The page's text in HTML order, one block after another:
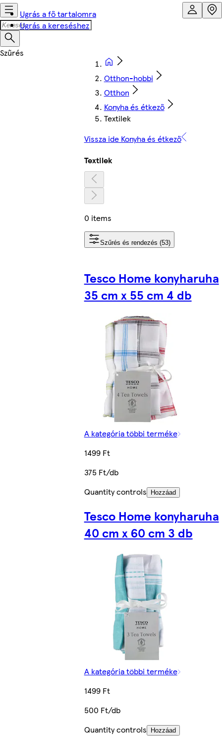
Ugrás a fő tartalomra
Ugrás a kereséshez
Otthon-hobbi
Otthon
Konyha és étkező
Textilek
Vissza ide Konyha és étkező
Textilek
0 items
Szűrés és rendezés (53)
Tesco Home konyharuha
35 cm x 55 cm 4 db
A kategória többi terméke
1499 Ft
375 Ft/db
Quantity controls
Hozzáad
Tesco Home konyharuha
40 cm x 60 cm 3 db
A kategória többi terméke
1499 Ft
500 Ft/db
Quantity controls
Hozzáad